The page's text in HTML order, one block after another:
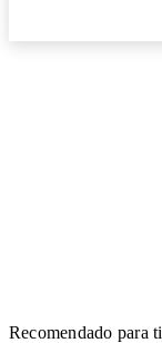
Recomendado para ti